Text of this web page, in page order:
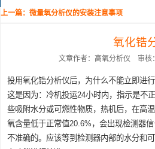
上一篇： 微量氧分析仪的安装注意事项
氧化锆
文章作者：高氧分析仪 审
投用氧化锆分析仪后，为什么不能立即进
这是因为：冷机投运24小时内，指示是不
些吸附水分或可燃性物质，热机后，在高
氧含量低于正常值20.6%，会出现检测器
不准确的。应该等到检测器内部的水分和